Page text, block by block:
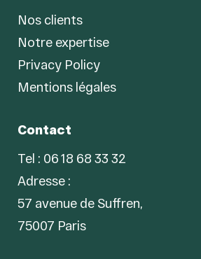
Nos clients
Notre expertise
Privacy Policy
Mentions légales
Contact
Tel : 06 18 68 33 32
Adresse :
57 avenue de Suffren,
75007 Paris